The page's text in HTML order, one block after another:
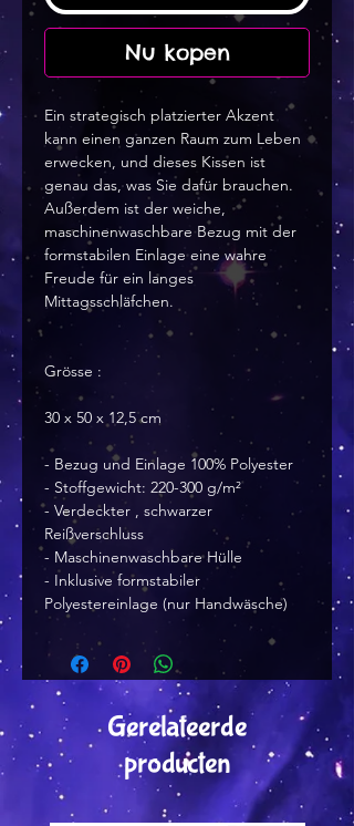
Nu kopen
Ein strategisch platzierter Akzent
kann einen ganzen Raum zum Leben
erwecken, und dieses Kissen ist
genau das, was Sie dafür brauchen.
Außerdem ist der weiche,
maschinenwaschbare Bezug mit der
formstabilen Einlage eine wahre
Freude für ein langes
Mittagsschläfchen.
Grösse :
30 x 50 x 12,5 cm
- Bezug und Einlage 100% Polyester
- Stoffgewicht: 220-300 g/m²
- Verdeckter , schwarzer
Reißverschluss
- Maschinenwaschbare Hülle
- Inklusive formstabiler
Polyestereinlage (nur Handwäsche)
Gerelateerde
producten